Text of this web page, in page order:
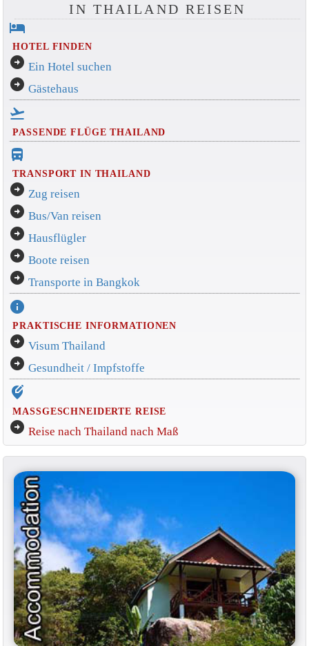
IN THAILAND REISEN
hotel
HOTEL FINDEN
arrow_circle_right Ein Hotel suchen
arrow_circle_right Gästehaus
flight_takeoff
PASSENDE FLÜGE THAILAND
directions_bus_filled
TRANSPORT IN THAILAND
arrow_circle_right Zug reisen
arrow_circle_right Bus/Van reisen
arrow_circle_right Hausflügler
arrow_circle_right Boote reisen
arrow_circle_right Transporte in Bangkok
info
PRAKTISCHE INFORMATIONEN
arrow_circle_right Visum Thailand
arrow_circle_right Gesundheit / Impfstoffe
edit_location_alt
MASSGESCHNEIDERTE REISE
arrow_circle_right Reise nach Thailand nach Maß